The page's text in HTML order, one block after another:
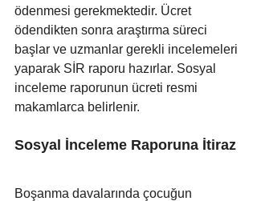
ödenmesi gerekmektedir. Ücret
ödendikten sonra araştırma süreci
başlar ve uzmanlar gerekli incelemeleri
yaparak SİR raporu hazırlar. Sosyal
inceleme raporunun ücreti resmi
makamlarca belirlenir.
Sosyal İnceleme Raporuna İtiraz
Boşanma davalarında çocuğun